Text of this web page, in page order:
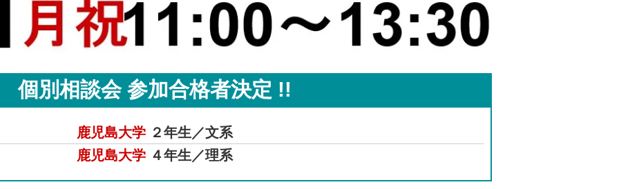
個別相談会 参加合格者決定 !!
鹿児島大学 ２年生／文系
鹿児島大学 ４年生／理系